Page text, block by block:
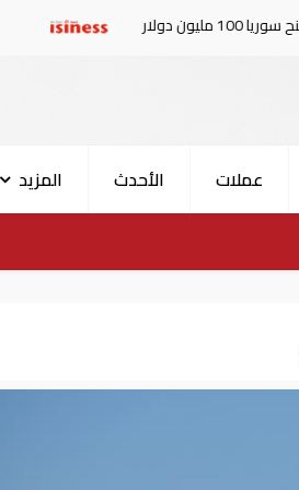
الإمارات
عملات الأحدث المزيد